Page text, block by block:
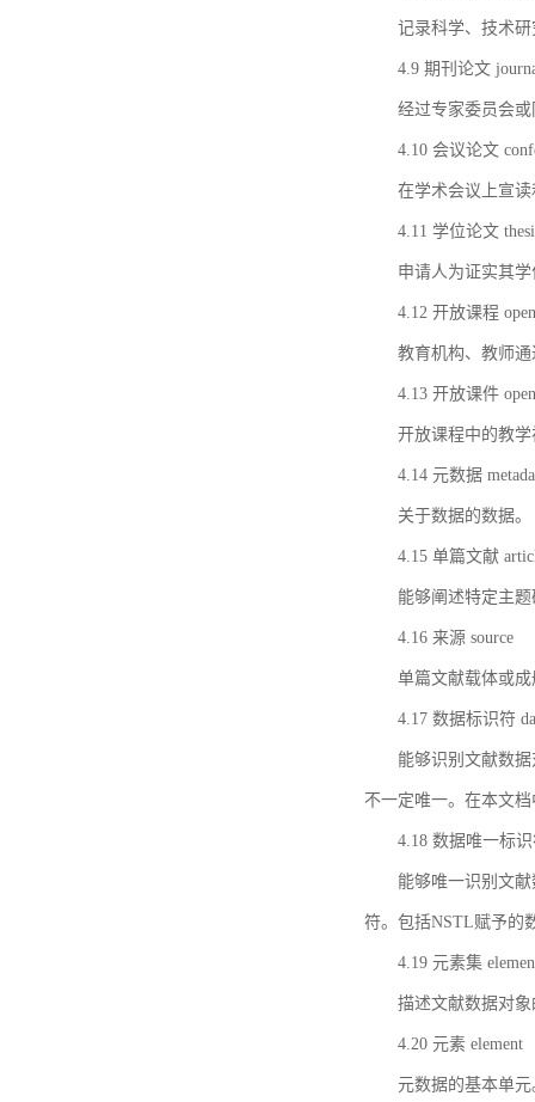
记录科学、技术
4.9 期刊论文
经过专家委员会
4.10 会议论文
在学术会议上宣
4.11 学位论文
申请人为证实其
4.12 开放课程
教育机构、教师
4.13 开放课件
开放课程中的教
4.14 元数据
关于数据的数据。
4.15 单篇文献
能够阐述特定主
4.16 来源 source
单篇文献载体或
4.17 数据标识符
能够识别文献数
不一定唯一。在本文
4.18 数据唯一标
能够唯一识别文
符。包括NSTL赋予的
4.19 元素集
描述文献数据对
4.20 元素 element
元数据的基本单元